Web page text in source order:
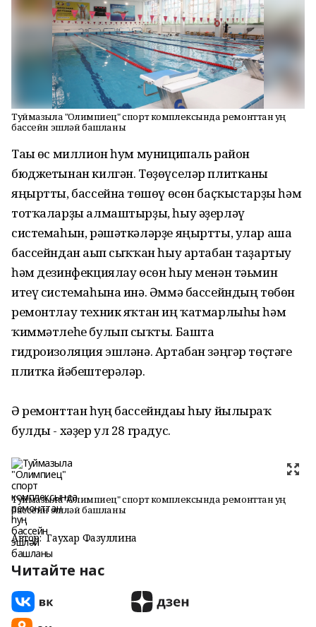
Туймазыла "Олимпиец" спорт комплексында ремонттан һуң
бассейн эшләй башланы
Тағы өс миллион һум муниципаль район
бюджетынан килгән. Төҙөүселәр плитканы
яңыртты, бассейнға төшөү өсөн баҫҡыстарҙы һәм
тотҡаларҙы алмаштырҙы, һыу әҙерләү
системаһын, рәшәткәләрҙе яңыртты, улар аша
бассейндан ағып сыҡҡан һыу артабан таҙартыу
һәм дезинфекциялау өсөн һыу менән тәьмин
итеү системаһына инә. Әммә бассейндың төбөн
ремонтлау техник яҡтан иң ҡатмарлыһы һәм
ҡиммәтлеһе булып сығҡты. Башта
гидроизоляция эшләнә. Артабан зәңгәр төҫтәге
плитка йәбештерәләр.
Ә ремонттан һуң бассейндағы һыу йылыраҡ
булды - хәҙер ул 28 градус.
Туймазыла "Олимпиец" спорт комплексында ремонттан һуң
бассейн эшләй башланы
Автор: Гаухар Фазуллина
Читайте нас